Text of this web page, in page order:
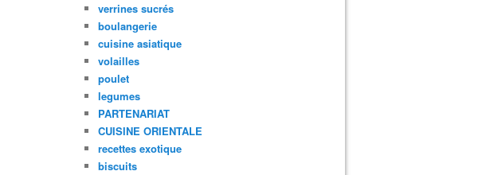
verrines sucrés
boulangerie
cuisine asiatique
volailles
poulet
legumes
PARTENARIAT
CUISINE ORIENTALE
recettes exotique
biscuits